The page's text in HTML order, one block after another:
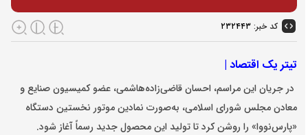
کد خبر: ۲۳۲۴۴۳
تیتر یک اقتصاد |
در جریان این مراسم، احسان قاضی‌زاده‌هاشمی، عضو کمیسیون صنایع و
معادن مجلس شورای اسلامی، به‌صورت نمادین موتور نخستین دستگاه
«پارس‌نووا» را روشن کرد تا تولید این محصول جدید رسماً آغاز شود.